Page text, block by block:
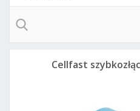
Cellfast